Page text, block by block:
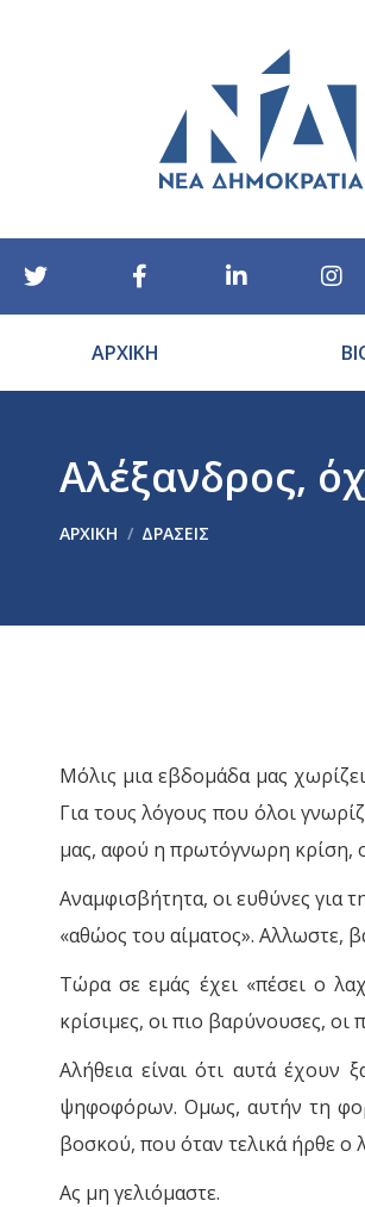
ΑΡΧΙΚΗ
Αλέξανδρος,
ΑΡΧΙΚΉ ΔΡΑΣΕΙΣ
Μόλις μια εβδομάδα μας
Για τους λόγους που όλοι
μας, αφού η πρωτόγνωρη κρίση,
Αναμφισβήτητα, οι ευθύνες για
«αθώος του αίματος». Αλλωστε,
Τώρα σε εμάς έχει «πέσει ο
κρίσιμες, οι πιο βαρύνουσες, οι
Αλήθεια είναι ότι αυτά έχουν
ψηφοφόρων. Ομως, αυτήν τη
βοσκού, που όταν τελικά ήρθε ο
Ας μη γελιόμαστε.